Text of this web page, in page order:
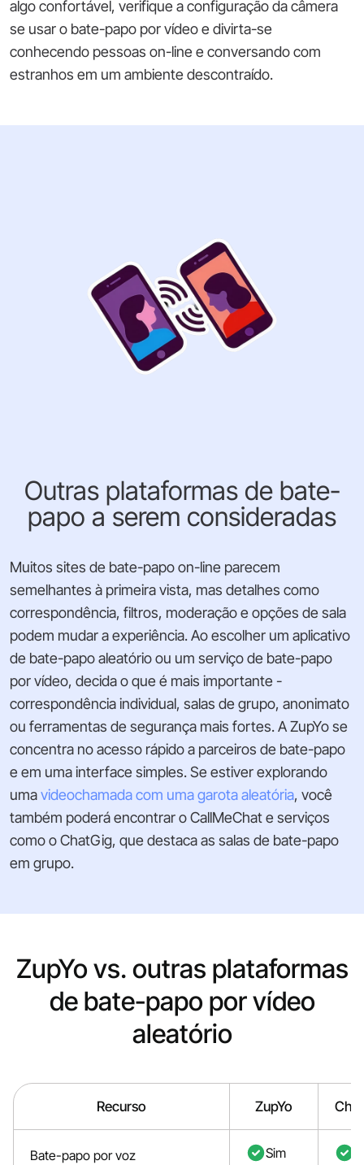
algo confortável, verifique a configuração da câmera
se usar o bate-papo por vídeo e divirta-se
conhecendo pessoas on-line e conversando com
estranhos em um ambiente descontraído.
Outras plataformas de bate-
papo a serem consideradas
Muitos sites de bate-papo on-line parecem
semelhantes à primeira vista, mas detalhes como
correspondência, filtros, moderação e opções de sala
podem mudar a experiência. Ao escolher um aplicativo
de bate-papo aleatório ou um serviço de bate-papo
por vídeo, decida o que é mais importante -
correspondência individual, salas de grupo, anonimato
ou ferramentas de segurança mais fortes. A ZupYo se
concentra no acesso rápido a parceiros de bate-papo
e em uma interface simples. Se estiver explorando
umavideochamada com uma garota aleatória, você
também poderá encontrar o CallMeChat e serviços
como o ChatGig, que destaca as salas de bate-papo
em grupo.
ZupYo vs. outras plataformas
de bate-papo por vídeo
aleatório
Recurso ZupYo
Bate-papo por voz Sim